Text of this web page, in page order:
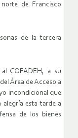
de Francisco
de la tercera
COFADEH, a su
Área de Acceso a
incondicional que
esta tarde a
de los bienes